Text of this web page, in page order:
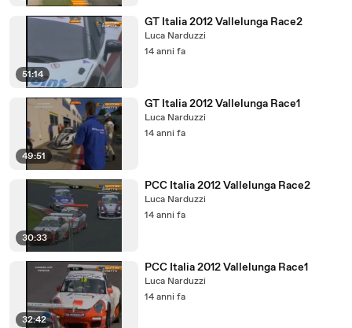
51:14
GT Italia 2012 Vallelunga Race2
Luca Narduzzi
14 anni fa
49:51
GT Italia 2012 Vallelunga Race1
Luca Narduzzi
14 anni fa
30:33
PCC Italia 2012 Vallelunga Race2
Luca Narduzzi
14 anni fa
32:42
PCC Italia 2012 Vallelunga Race1
Luca Narduzzi
14 anni fa